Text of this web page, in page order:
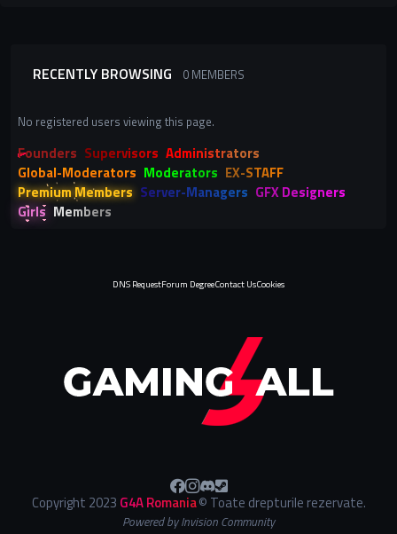
RECENTLY BROWSING 0 MEMBERS
No registered users viewing this page.
Founders Supervisors Administrators
Global-Moderators Moderators EX-STAFF
Premium Members Server-Managers GFX Designers
Girls Members
DNS RequestForum DegreeContact UsCookies
Copyright 2023 G4A Romania© Toate drepturile rezervate.
Powered by Invision Community